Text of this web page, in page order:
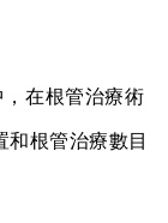
在根管治療術
根管治療數目